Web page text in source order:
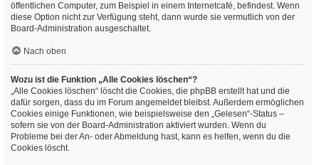
öffentlichen Computer, zum Beispiel in einem Internetcafé, befindest. Wenn
diese Option nicht zur Verfügung steht, dann wurde sie vermutlich von der
Board-Administration ausgeschaltet.
Nach oben
Wozu ist die Funktion „Alle Cookies löschen“?
„Alle Cookies löschen“ löscht die Cookies, die phpBB erstellt hat und die
dafür sorgen, dass du im Forum angemeldet bleibst. Außerdem ermöglichen
Cookies einige Funktionen, wie beispielsweise den „Gelesen“-Status –
sofern sie von der Board-Administration aktiviert wurden. Wenn du
Probleme bei der An- oder Abmeldung hast, kann es helfen, wenn du die
Cookies löscht.